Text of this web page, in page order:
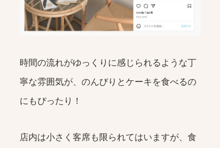
時間の流れがゆっくりに感じられるような丁
寧な雰囲気が、のんびりとケーキを食べるの
にもぴったり！
店内は小さく客席も限られてはいますが、食